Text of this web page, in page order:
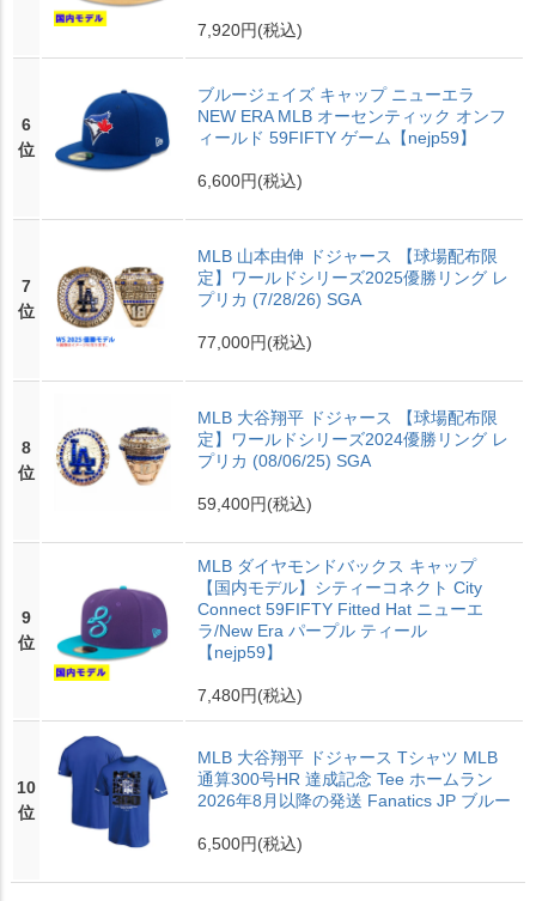
7,920円(税込)
6
位
ブルージェイズ キャップ ニューエラ
NEW ERA MLB オーセンティック オンフ
ィールド 59FIFTY ゲーム【nejp59】
6,600円(税込)
7
位
MLB 山本由伸 ドジャース 【球場配布限
定】ワールドシリーズ2025優勝リング レ
プリカ (7/28/26) SGA
77,000円(税込)
8
位
MLB 大谷翔平 ドジャース 【球場配布限
定】ワールドシリーズ2024優勝リング レ
プリカ (08/06/25) SGA
59,400円(税込)
9
位
MLB ダイヤモンドバックス キャップ
【国内モデル】シティーコネクト City
Connect 59FIFTY Fitted Hat ニューエ
ラ/New Era パープル ティール
【nejp59】
7,480円(税込)
10
位
MLB 大谷翔平 ドジャース Tシャツ MLB
通算300号HR 達成記念 Tee ホームラン
2026年8月以降の発送 Fanatics JP ブルー
6,500円(税込)